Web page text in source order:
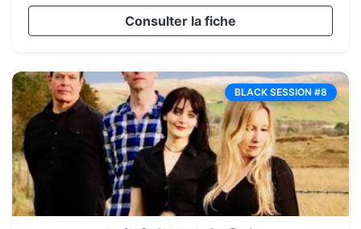
Consulter la fiche
BLACK SESSION #8